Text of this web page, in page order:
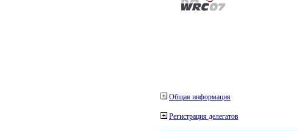
Общая информация
Регистрация делегатов